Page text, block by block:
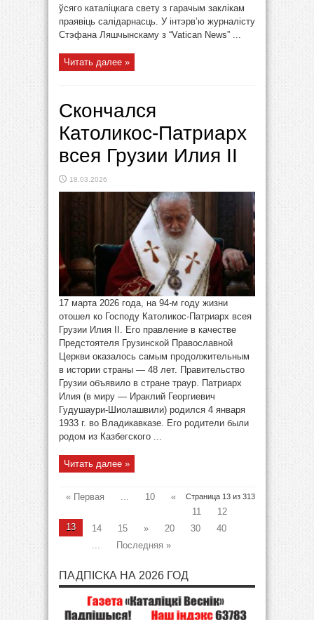
ўсяго каталіцкага свету з гарачым заклікам
праявіць салідарнасць. У інтэрв’ю журналісту
Стэфана Ляшчынскаму з “Vatican News” ...
Читать далее »
Скончался
Католикос-Патриарх
всея Грузии Илия II
18.03.2026
17 марта 2026 года, на 94-м году жизни
отошел ко Господу Католикос-Патриарх всея
Грузии Илия II. Его правление в качестве
Предстоятеля Грузинской Православной
Церкви оказалось самым продолжительным
в истории страны — 48 лет. Правительство
Грузии объявило в стране траур. Патриарх
Илия (в миру — Ираклий Георгиевич
Гудушаури-Шиолашвили) родился 4 января
1933 г. во Владикавказе. Его родители были
родом из Казбегского ...
Читать далее »
Страница 13 из 313
« Первая ... 10
«
11
12
13
14 15 » 20 30
40
...
Последняя »
ПАДПІСКА НА 2026 ГОД